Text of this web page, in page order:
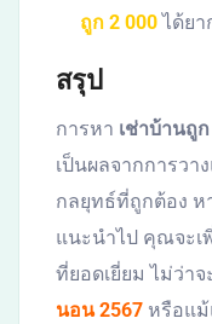
ถูก 2 000ได้ยา
สรุป
การหา เช่าบ้านถู
เป็นผลจากการวา
กลยุทธ์ที่ถูกต้อง ห
แนะนำไป คุณจะเ
ที่ยอดเยี่ยม ไม่ว่าจ
นอน 2567 หรือแ